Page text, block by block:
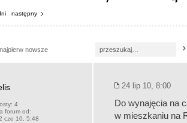
następny
nowsze
4
forum od:
cze 10, 5:48
24 lip 10, 8:00
Do wynajęcia na
w mieszkaniu na